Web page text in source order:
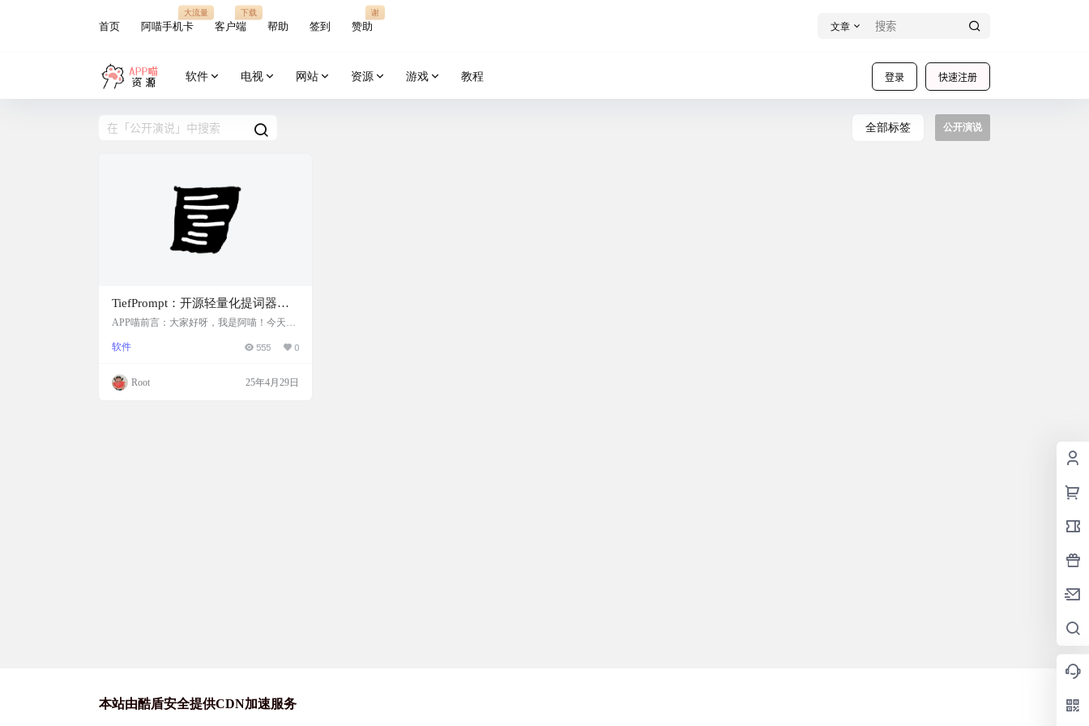
首页 阿喵手机卡
大流量
客户端
下载
帮助 签到 赞助
谢
文章
登录 快速注册
软件 电视 网站 资源 游戏 教程
全部标签 公开演说
TiefPrompt：开源轻量化提词器应
用，助力演讲、视频创作与公开演
APP喵前言：大家好呀，我是阿喵！今天要
用，特别适合需要演讲、做视频创作或者公
用，还能根据个人习惯高度定制，帮助大家
更流畅地展示内容。如果你经常在镜头前说
软件 555 0
Root 25年4月29日
本站由酷盾安全提供CDN加速服务